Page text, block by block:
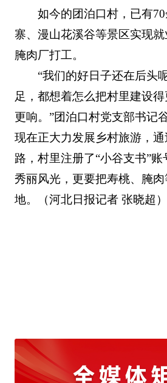
如今的团泊口村，已有
寨、漫山花溪谷等景区实现
腌肉厂打工。
“我们的好日子还在后头
足，都想着怎么把村里建设
更响。”团泊口村党支部书记
现在正大力发展乡村旅游，
路，村里注册了“小谷支书”
秀丽风光，更要把寿桃、腌
地。（河北日报记者 张晓超）